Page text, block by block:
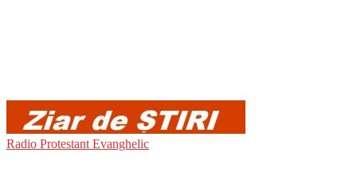
Radio Protestant Evanghelic